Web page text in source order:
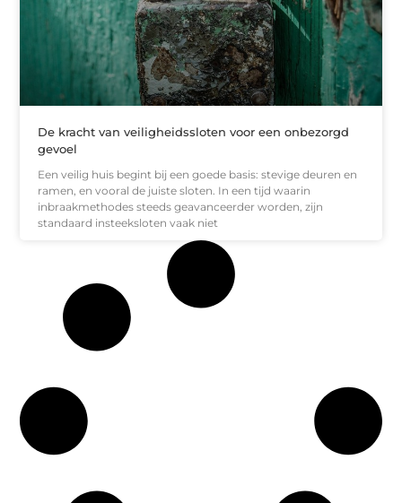
De kracht van veiligheidssloten voor een onbezorgd
gevoel
Een veilig huis begint bij een goede basis: stevige deuren en
ramen, en vooral de juiste sloten. In een tijd waarin
inbraakmethodes steeds geavanceerder worden, zijn
standaard insteeksloten vaak niet